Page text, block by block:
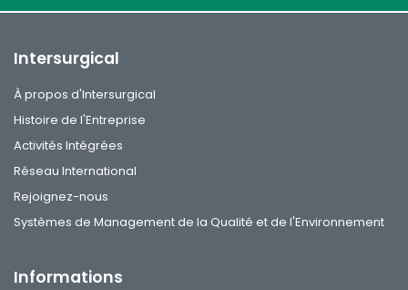
Intersurgical
À propos d'Intersurgical
Histoire de l'Entreprise
Activités Intégrées
Réseau International
Rejoignez-nous
Systèmes de Management de la Qualité et de l'Environnement
Informations